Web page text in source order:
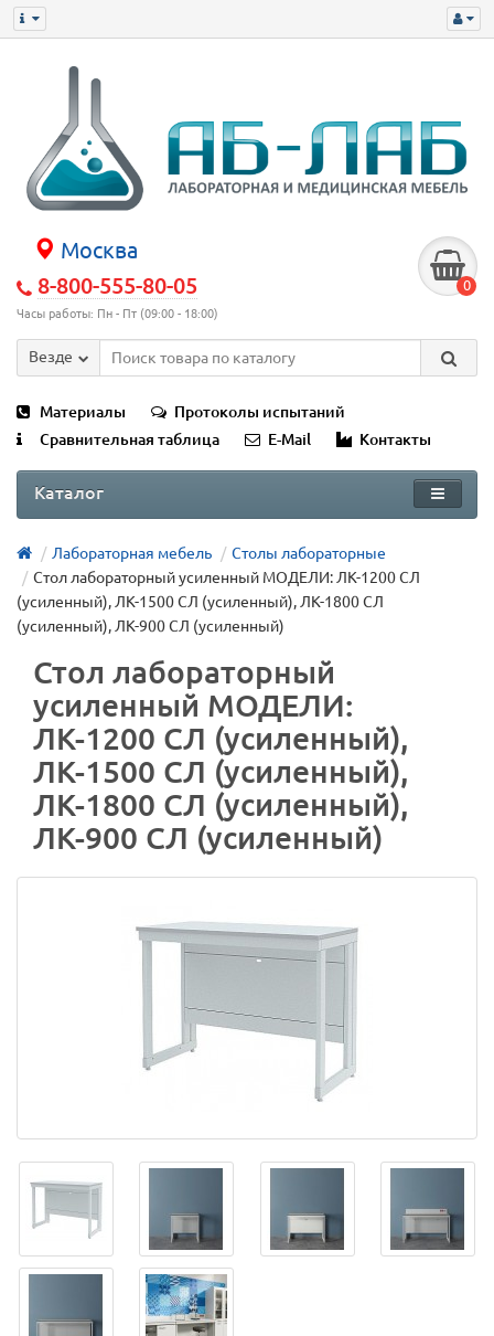
Москва
8-800-555-80-05
Часы работы: Пн - Пт (09:00 - 18:00)
0
Везде
Материалы
Протоколы испытаний
Сравнительная таблица
E-Mail Контакты
Каталог
Лабораторная мебель
Столы лабораторные
Стол лабораторный усиленный МОДЕЛИ: ЛК-1200 СЛ
(усиленный), ЛК-1500 СЛ (усиленный), ЛК-1800 СЛ
(усиленный), ЛК-900 СЛ (усиленный)
Стол лабораторный
усиленный МОДЕЛИ:
ЛК-1200 СЛ (усиленный),
ЛК-1500 СЛ (усиленный),
ЛК-1800 СЛ (усиленный),
ЛК-900 СЛ (усиленный)